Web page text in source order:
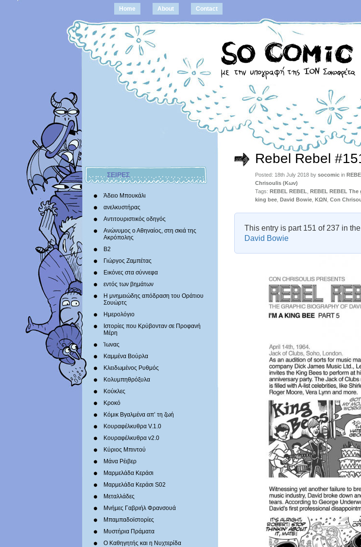
Home About Contact
ΣΕΙΡΕΣ
Άδειο Μπουκάλι
ανελκυστήρας
Αντιτουριστικός οδηγός
Ανώνυμος ο Αθηναίος, στη σκιά της
Ακρόπολης
Β2
Γιώργος Ζαμπέτας
Εικόνες στα σύννεφα
εντός των βημάτων
Η μνημειώδης απόδραση του Οράτιου
Σουώρτς
Ημερολόγιο
Ιστορίες που Κρύβονταν σε Προφανή
Μέρη
Ίωνας
Καμμένα Βούρλα
Κλειδωμένος Ρυθμός
Κολυμπηθρόξυλα
Κούκλες
Κροκό
Κόμικ Βγαλμένα απ’ τη ζωή
Κουραφέλκυθρα V.1.0
Κουραφέλκυθρα v2.0
Κύριος Μπιντού
Μάνα Ρέιβερ
Μαρμελάδα Κεράσι
Μαρμελάδα Κεράσι S02
Μεταλλάδες
Mνήμες Γαβριήλ Φρανσουά
Μπαμπαδοϊστορίες
Μυστήρια Πράματα
Ο Καθηγητής και η Νυχτερίδα
Rebel Rebel
Posted: 18th July 2018 by socomic in
Chrisoulis (Κων)
Tags: REBEL REBEL REBEL REBEL
king bee David Bowie ΚΩΝ Con
This entry is part 151 of 237 in
David Bowie